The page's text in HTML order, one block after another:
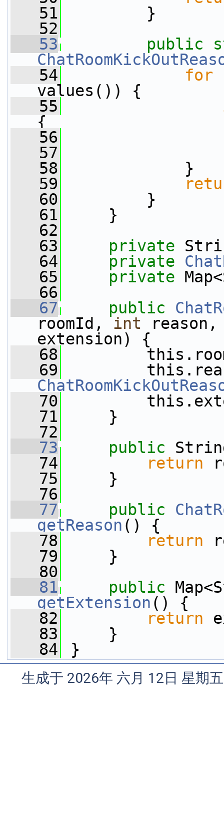
   51
}
   52
   53
public
   54
for
values()) {
   55
{
   56
   57
   58
}
   59
   60
}
   61
}
   62
   63
private
   64
private
   65
private
   66
   67
public
roomId, int reason,
extension) {
   68
this.roomId
   69
   70
   71
}
   72
   73
public
   74
return
   75
}
   76
   77
public
getReason () {
   78
return
   79
}
   80
   81
public
getExtension () {
   82
return
   83
}
   84
}
生成于 2026年 六月 12日 星期